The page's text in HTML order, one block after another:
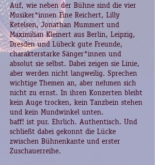
Auf, wie neben der Bühne sind die vier
Musiker*innen Fine Reichert, Lilly
Ketelsen, Jonathan Mummert und
Maximilian Kleinert aus Berlin, Leipzig,
Dresden und Lübeck gute Freunde,
charakterstarke Sänger*innen und
absolut sie selbst. Dabei zeigen sie Linie,
aber werden nicht langweilig. Sprechen
wichtige Themen an, aber nehmen sich
nicht zu ernst. In ihren Konzerten bleibt
kein Auge trocken, kein Tanzbein stehen
und kein Mundwinkel unten.
baff! ist pur. Ehrlich. Authentisch. Und
schließt dabei gekonnt die Lücke
zwischen Bühnenkante und erster
Zuschauerreihe.